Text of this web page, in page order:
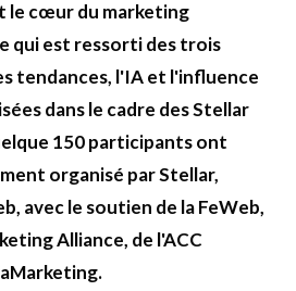
le cœur du marketing
qui est ressorti des trois
tendances, l'IA et l'influence
dans le cadre des Stellar
150 participants ont
organisé par Stellar,
avec le soutien de la FeWeb,
Alliance, de l'ACC